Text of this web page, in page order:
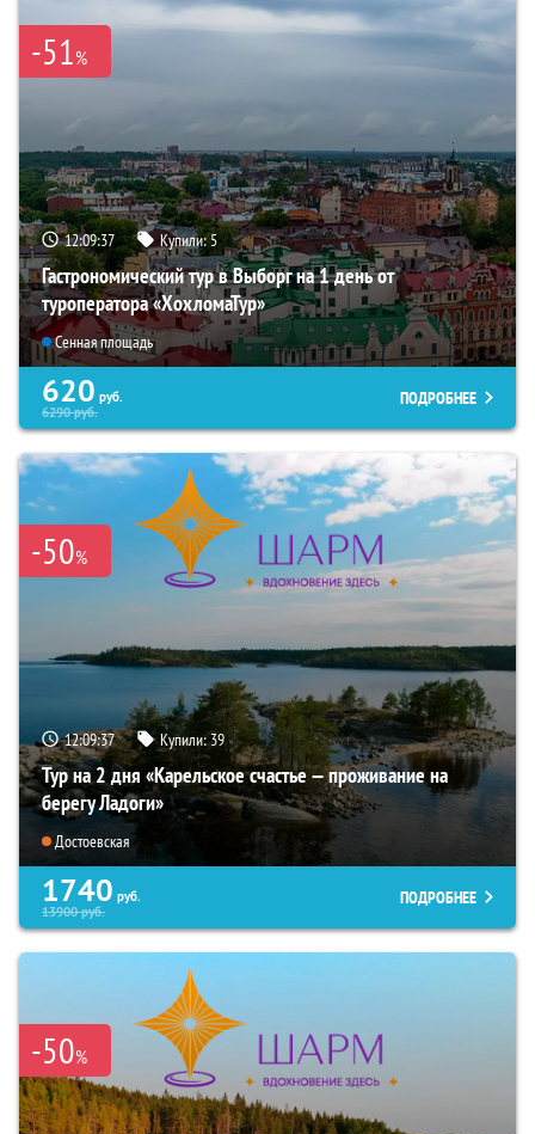
-51%
12:09:35 Купили:5
Гастрономический тур в Выборг на 1 день от
туроператора «ХохломаТур»
Сенная площадь
620 руб.
6290руб.
ПОДРОБНЕЕ
-50%
12:09:35 Купили:39
Тур на 2 дня «Карельское счастье — проживание на
берегу Ладоги»
Достоевская
1740 руб.
13900руб.
ПОДРОБНЕЕ
-50%